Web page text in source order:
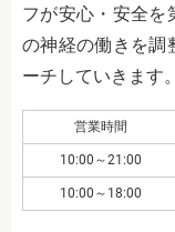
フが安心・安全を
の神経の働きを調
ーチしていきます。
営業時間
10:00～21:00
10:00～18:00